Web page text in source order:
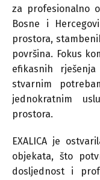
za profesionalno
Bosne i
prostora,
površina. Fokus
efikasnih
stvarnim
jednokratnim
prostora.
EXALICA je
objekata, što
dosljednost i